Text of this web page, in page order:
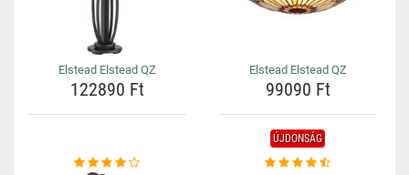
Elstead Elstead QZ
122890 Ft
Elstead Elstead QZ
99090 Ft
ÚJDONSÁG